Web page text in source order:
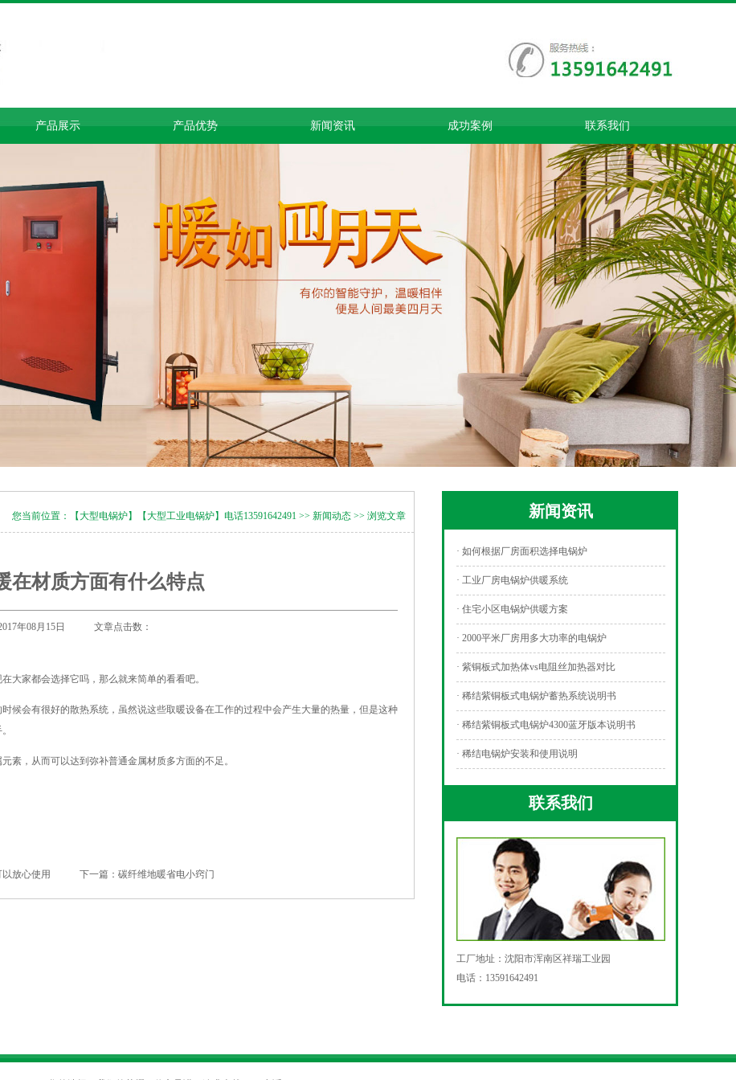
产品展示 产品优势 新闻资讯 成功案例 联系我们
您当前位置： 【大型电锅炉】【大型工业电锅炉】电话13591642491 >> 新闻动态 >> 浏览文章
在材质方面有什么特点
年08月15日 文章点击数：
大家都会选择它吗，那么就来简单的看看吧。
候会有很好的散热系统，虽然说这些取暖设备在工作的过程中会产生大量的热量，但是这种
素，从而可以达到弥补普通金属材质多方面的不足。
放心使用 下一篇： 碳纤维地暖省电小窍门
新闻资讯
· 如何根据厂房面积选择电锅炉
· 工业厂房电锅炉供暖系统
· 住宅小区电锅炉供暖方案
· 2000平米厂房用多大功率的电锅炉
· 紫铜板式加热体vs电阻丝加热器对比
· 稀结紫铜板式电锅炉蓄热系统说明书
· 稀结紫铜板式电锅炉4300蓝牙版本说明书
· 稀结电锅炉安装和使用说明
联系我们
工厂地址：沈阳市浑南区祥瑞工业园
电话：13591642491